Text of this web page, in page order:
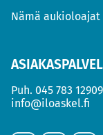
Nämä
Puh. 045 783 12909
info@iloaskel.fi